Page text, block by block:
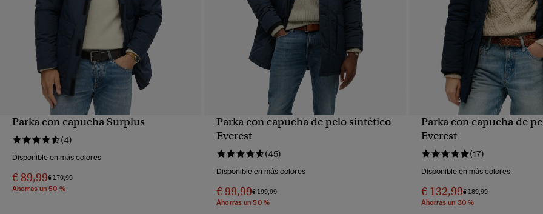
VISTA RÁPIDA
Parka con capucha Surplus
(4)
Disponible en más colores
€ 89,99Precio rebajado de
€ 179,99a
Ahorras un 50 %
VISTA RÁPIDA
Parka con capucha de pelo sintético
Everest
(45)
Disponible en más colores
€ 99,99Precio rebajado de
€ 199,99a
Ahorras un 50 %
VISTA RÁPIDA
Parka con capucha de
Everest
(17)
Disponible en más colores
€ 132,99Precio rebajado de
€ 189,99a
Ahorras un 30 %